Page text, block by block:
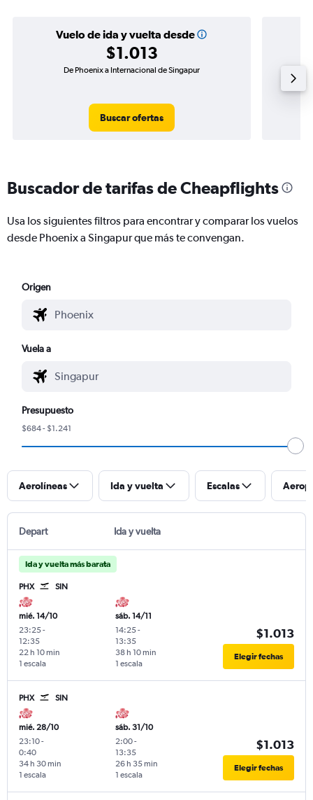
Vuelo de ida y vuelta desde
$1.013
De Phoenix a Internacional de Singapur
Buscar ofertas
Buscador de tarifas de Cheapflights
Usa los siguientes filtros para encontrar y comparar los vuelos
desde Phoenix a Singapur que más te convengan.
Origen
Vuela a
Presupuesto
$684 - $1.241
Aerolíneas Ida y vuelta Escalas
Depart Ida y vuelta
Ida y vuelta más barata
PHX SIN
mié. 14/10
23:25-
12:35
1 escala
22 h 10 min
sáb. 14/11
14:25-
13:35
1 escala
38 h 10 min
$1.013
Elegir fechas
PHX SIN
mié. 28/10
23:10-
0:40
1 escala
34 h 30 min
sáb. 31/10
2:00-
13:35
1 escala
26 h 35 min
$1.013
Elegir fechas